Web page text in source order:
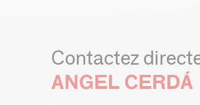
Contactez
ANGEL CERDÁ